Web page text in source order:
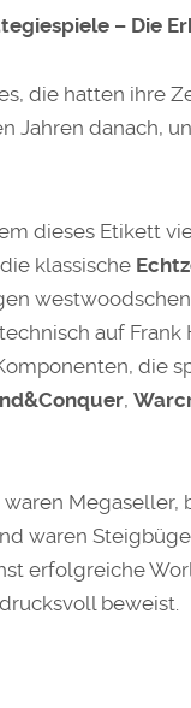
– Die
die hatten ihre
Jahren danach,
dieses Etikett
klassische
westwoodschen
auf Frank
die
,
waren Megaseller,
waren
erfolgreiche
beweist.